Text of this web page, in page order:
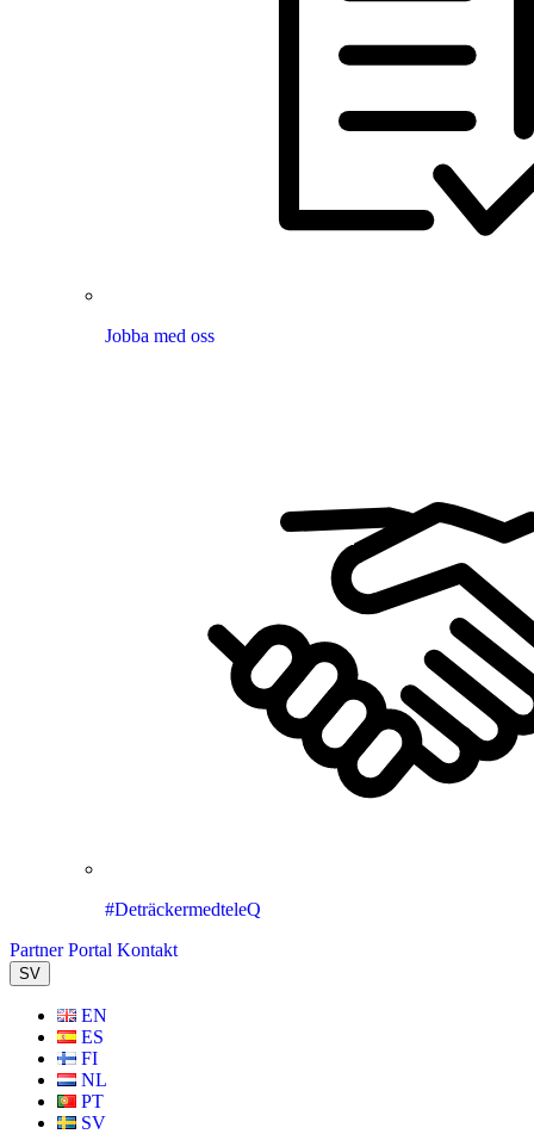
Jobba med oss
#DeträckermedteleQ
Partner Portal Kontakt
SV
EN
ES
FI
NL
PT
SV